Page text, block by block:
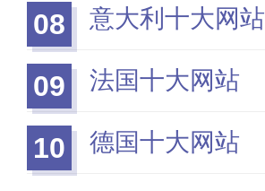
08 意大利十大网站
09 法国十大网站
10 德国十大网站